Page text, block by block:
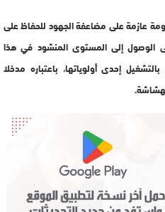
عازمة على مضاعفة الجهود للحفاظ على
الوصول إلى المستوى المنشود في هذا
إحدى أولوياتها، باعتباره مدخلا